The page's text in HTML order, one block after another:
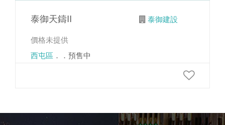
泰御天鑄II
泰御建設
價格未提供
西屯區 ．．預售中